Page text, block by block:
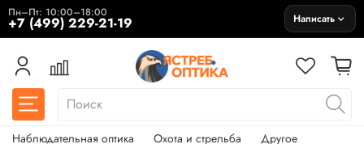
Пн–Пт: 10:00–18:00
+7 (499) 229-21-19 Написать
Наблюдательная оптика Охота и стрельба Другое